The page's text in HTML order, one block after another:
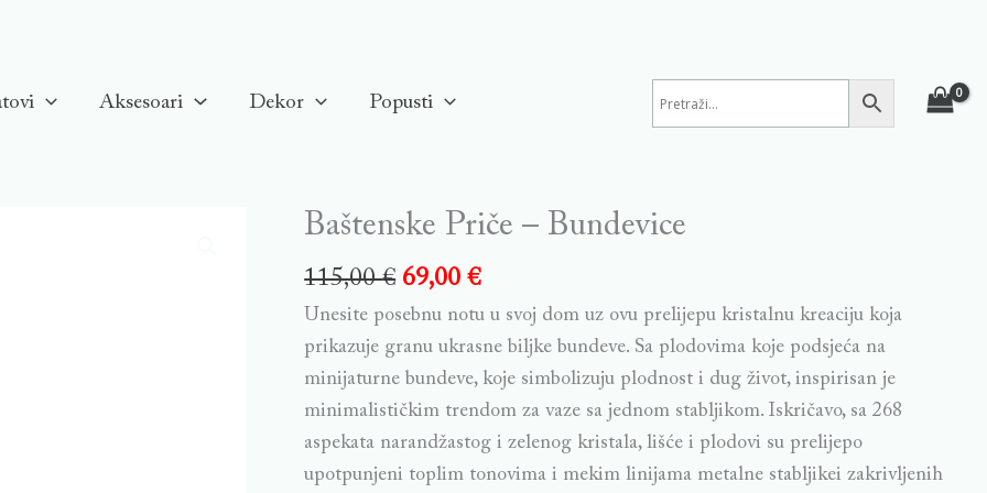
Aksesoari Dekor Popusti
Baštenske Priče – Bundevice
115,00€ 69,00€
Unesite posebnu notu u svoj dom uz ovu prelijepu kristalnu kreaciju koja
prikazuje granu ukrasne biljke bundeve. Sa plodovima koje podsjeća na
minijaturne bundeve, koje simbolizuju plodnost i dug život, inspirisan je
minimalističkim trendom za vaze sa jednom stabljikom. Iskričavo, sa 268
aspekata narandžastog i zelenog kristala, lišće i plodovi su prelijepo
upotpunjeni toplim tonovima i mekim linijama metalne stabljikei zakrivljenih
Baštenske
-
Bundevice
quantity